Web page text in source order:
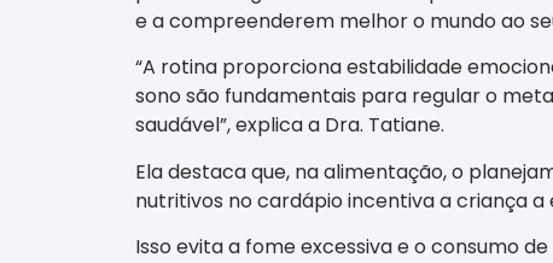
e a compreenderem melhor o mundo ao
“A rotina proporciona estabilidade
sono são fundamentais para regular o
saudável”, explica a Dra. Tatiane.
Ela destaca que, na alimentação, o
nutritivos no cardápio incentiva a criança
Isso evita a fome excessiva e o consumo